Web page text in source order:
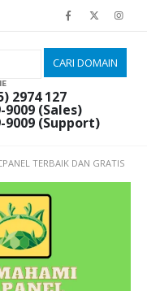
2974 127
9009 (Sales)
9009 (Support)
TERBAIK DAN GRATIS